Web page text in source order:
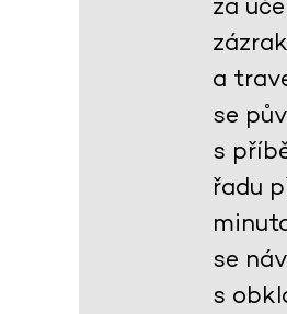
a
se
s
řadu
se
s